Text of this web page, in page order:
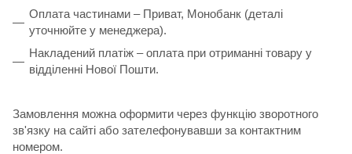
Оплата частинами – Приват, Монобанк (деталі
уточнюйте у менеджера).
Накладений платіж – оплата при отриманні товару у
відділенні Нової Пошти.
Замовлення можна оформити через функцію зворотного
зв'язку на сайті або зателефонувавши за контактним
номером.